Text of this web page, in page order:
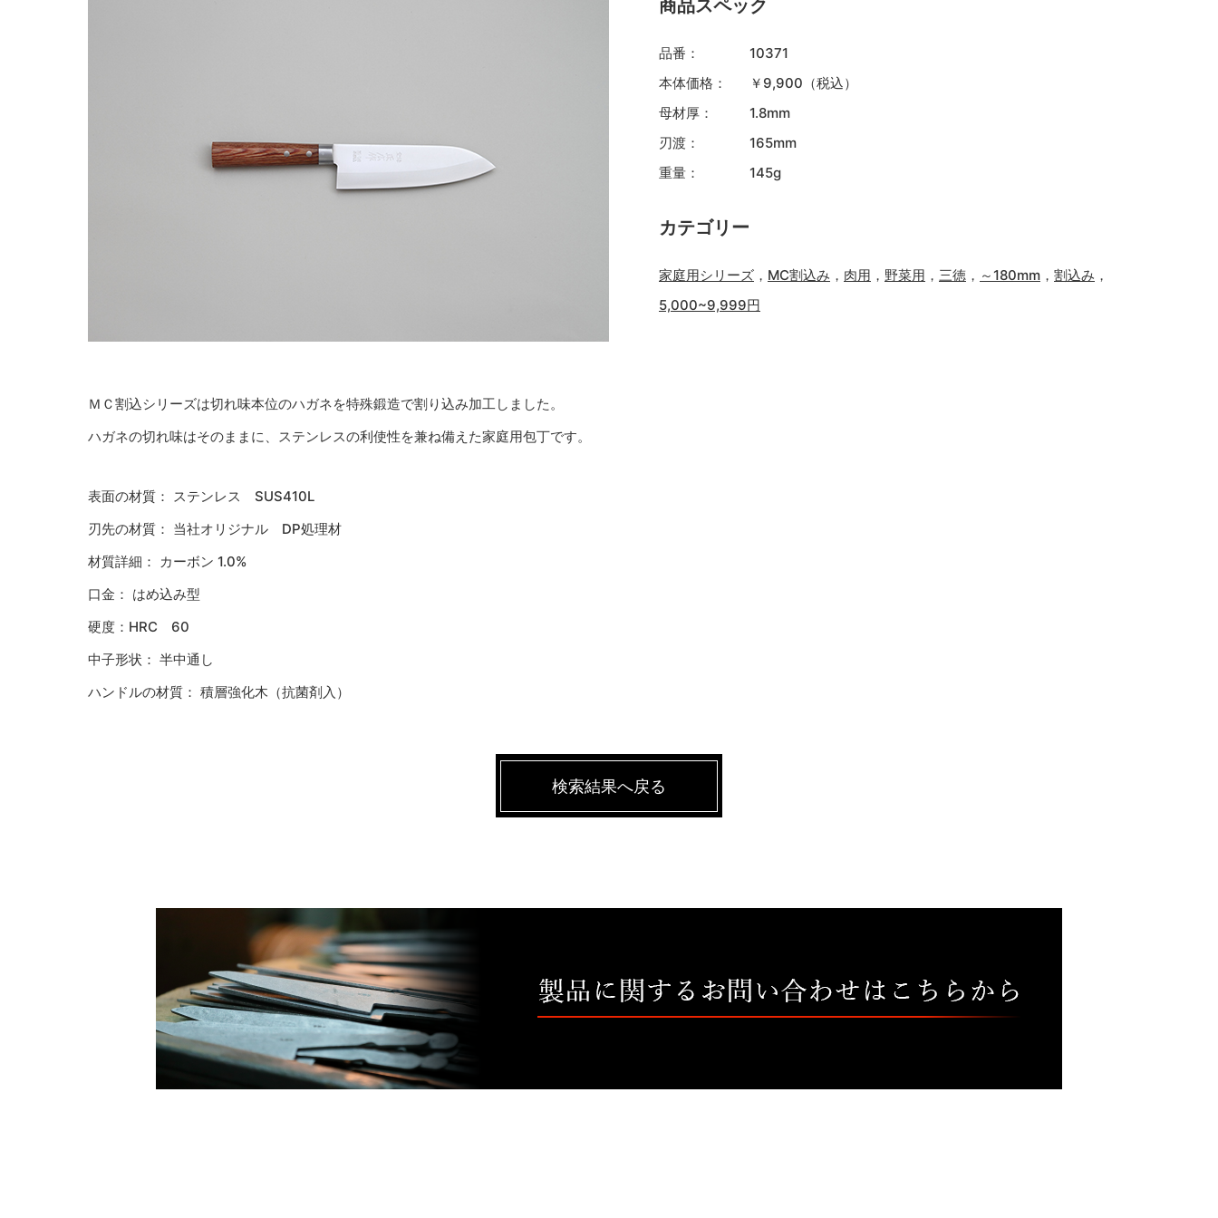
商品スペック
品番：
10371
本体価格：
￥9,900（税込）
母材厚：
1.8mm
刃渡：
165mm
重量：
145g
カテゴリー
家庭用シリーズ ， MC割込み ， 肉用 ， 野菜用 ， 三徳 ， ～180mm ， 割込み ，
5,000~9,999円
ＭＣ割込シリーズは切れ味本位のハガネを特殊鍛造で割り込み加工しました。
ハガネの切れ味はそのままに、ステンレスの利使性を兼ね備えた家庭用包丁です。
表面の材質： ステンレス SUS410L
刃先の材質： 当社オリジナル DP処理材
材質詳細： カーボン 1.0%
口金： はめ込み型
硬度：HRC 60
中子形状： 半中通し
ハンドルの材質： 積層強化木（抗菌剤入）
検索結果へ戻る